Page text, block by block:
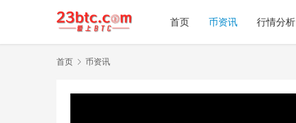
首页 币资讯 行情分析
首页 币资讯